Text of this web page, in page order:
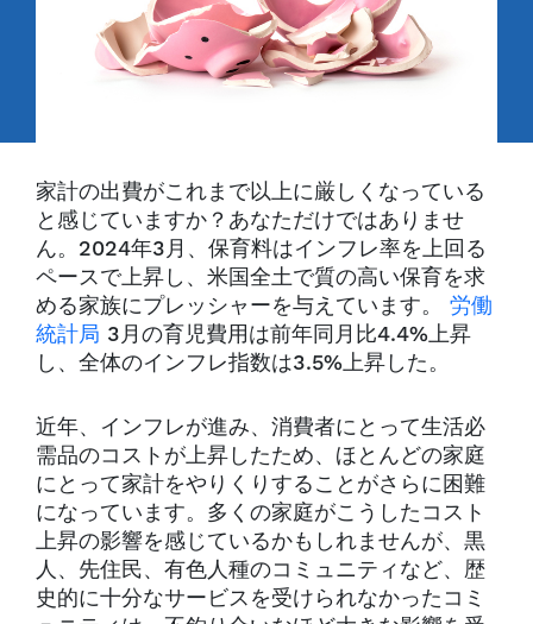
家計の出費がこれまで以上に厳しくなっている
と感じていますか？あなただけではありませ
ん。2024年3月、保育料はインフレ率を上回る
ペースで上昇し、米国全土で質の高い保育を求
める家族にプレッシャーを与えています。
労働
統計局 3月の育児費用は前年同月比4.4%上昇
し、全体のインフレ指数は3.5%上昇した。
近年、インフレが進み、消費者にとって生活必
需品のコストが上昇したため、ほとんどの家庭
にとって家計をやりくりすることがさらに困難
になっています。多くの家庭がこうしたコスト
上昇の影響を感じているかもしれませんが、黒
人、先住民、有色人種のコミュニティなど、歴
史的に十分なサービスを受けられなかったコミ